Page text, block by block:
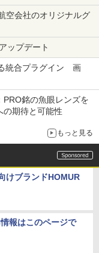
空会社のオリジナルグ
ップデート
統合プラグイン 画
銘の魚眼レンズを
の期待と可能性
もっと見る
けブランドHOMUR
報はこのページで